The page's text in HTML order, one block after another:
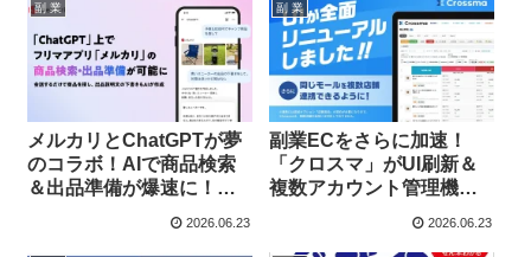
副 業
メルカリとChatGPTが夢
のコラボ！AIで商品検索
＆出品準備が爆速に！副
2026.06.23
副 業
副業ECをさらに加速！
「クロスマ」がUI刷新＆
複数アカウント管理機能
2026.06.23